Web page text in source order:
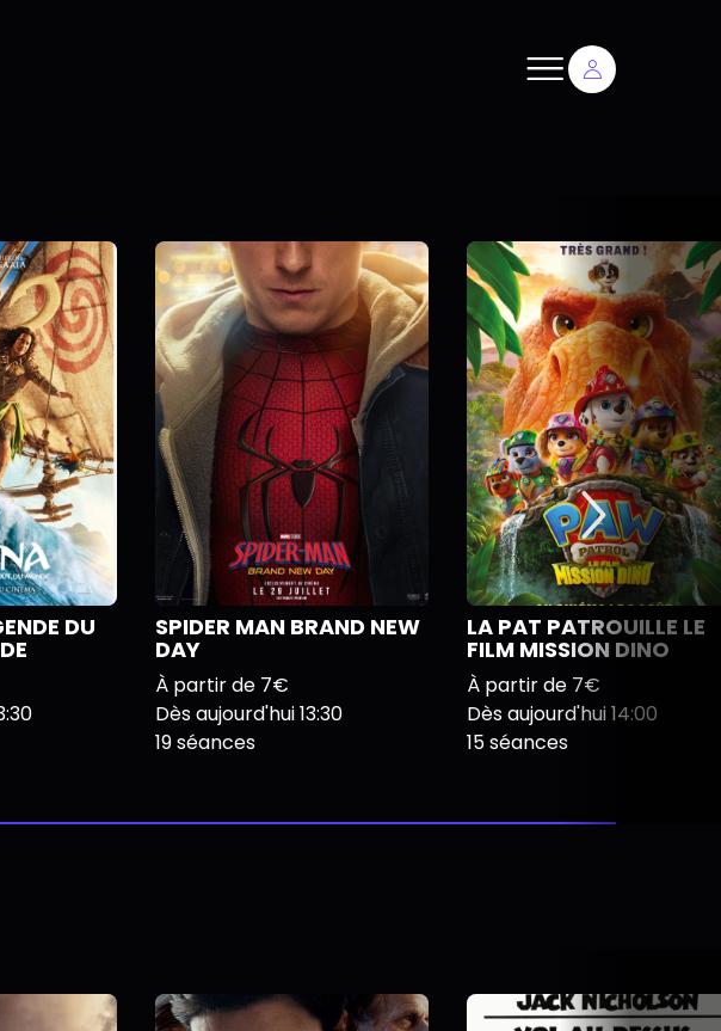
DU SPIDER MAN BRAND NEW
DAY
À partir de 7€
Dès aujourd'hui 13:30
19 séances
LA PAT PATROUILLE LE
FILM MISSION DINO
À partir de 7€
Dès aujourd'hui 14:00
15 séances